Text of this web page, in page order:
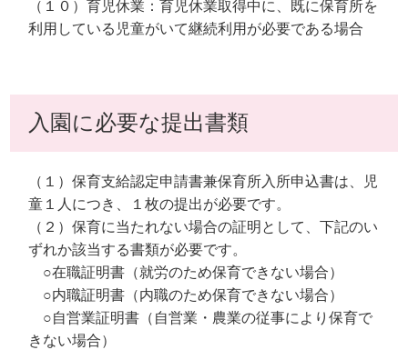
（１０）育児休業：育児休業取得中に、既に保育所を
利用している児童がいて継続利用が必要である場合
入園に必要な提出書類
（１）保育支給認定申請書兼保育所入所申込書は、児
童１人につき、１枚の提出が必要です。
（２）保育に当たれない場合の証明として、下記のい
ずれか該当する書類が必要です。
○在職証明書（就労のため保育できない場合）
○内職証明書（内職のため保育できない場合）
○自営業証明書（自営業・農業の従事により保育で
きない場合）